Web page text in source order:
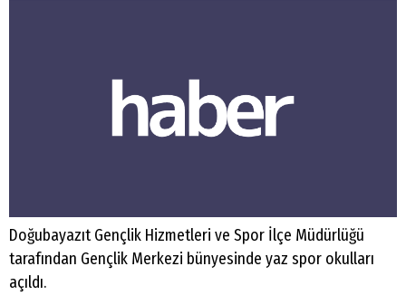
DoğubayazıtGençlik Hizmetleri ve Spor İlçe Müdürlüğü
tarafından Gençlik Merkezi bünyesinde yaz spor okulları
açıldı.